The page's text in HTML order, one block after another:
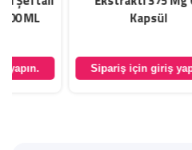
Sipariş için giriş yapın.